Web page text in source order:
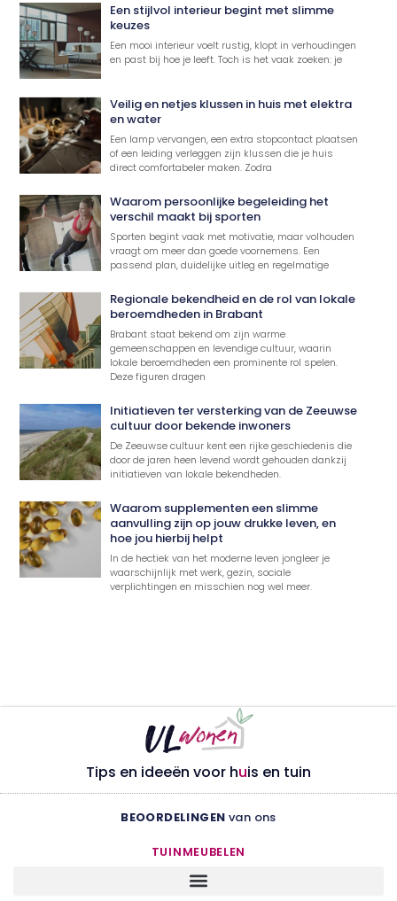
Een stijlvol interieur begint met slimme
keuzes
Een mooi interieur voelt rustig, klopt in verhoudingen
en past bij hoe je leeft. Toch is het vaak zoeken: je
Veilig en netjes klussen in huis met elektra
en water
Een lamp vervangen, een extra stopcontact plaatsen
of een leiding verleggen zijn klussen die je huis
direct comfortabeler maken. Zodra
Waarom persoonlijke begeleiding het
verschil maakt bij sporten
Sporten begint vaak met motivatie, maar volhouden
vraagt om meer dan goede voornemens. Een
passend plan, duidelijke uitleg en regelmatige
Regionale bekendheid en de rol van lokale
beroemdheden in Brabant
Brabant staat bekend om zijn warme
gemeenschappen en levendige cultuur, waarin
lokale beroemdheden een prominente rol spelen.
Deze figuren dragen
Initiatieven ter versterking van de Zeeuwse
cultuur door bekende inwoners
De Zeeuwse cultuur kent een rijke geschiedenis die
door de jaren heen levend wordt gehouden dankzij
initiatieven van lokale bekendheden.
Waarom supplementen een slimme
aanvulling zijn op jouw drukke leven, en
hoe jou hierbij helpt
In de hectiek van het moderne leven jongleer je
waarschijnlijk met werk, gezin, sociale
verplichtingen en misschien nog wel meer.
Tips en ideeën voor huis en tuin
BEOORDELINGEN van ons
TUINMEUBELEN